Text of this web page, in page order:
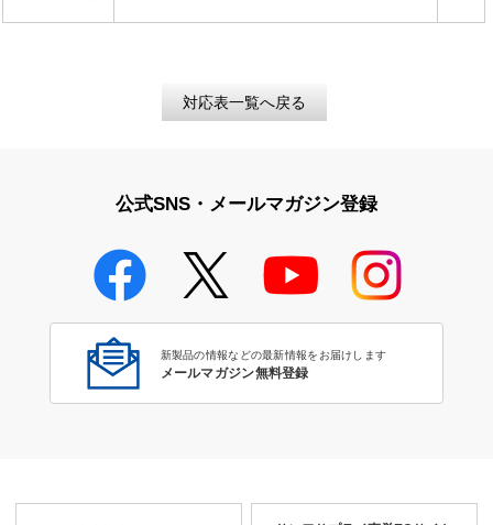
対応表一覧へ戻る
公式SNS・メールマガジン登録
新製品の情報などの最新情報をお届けします
メールマガジン無料登録